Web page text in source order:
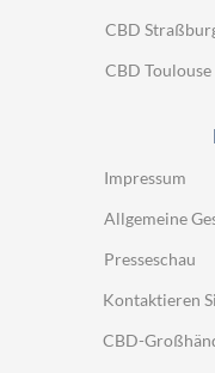
CBD
CBD Toulouse
Impressum
Allgemeine
Presseschau
Kontaktieren
CBD-